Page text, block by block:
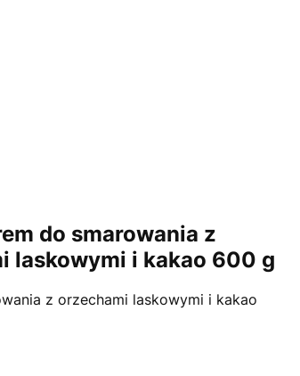
do smarowania z
laskowymi i kakao 600 g
z orzechami laskowymi i kakao